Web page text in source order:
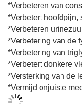
*Verbeteren van
*Verbetert hoofdpijn,
*Verbeteren
*Verbetering van de
*Verbetering van
*Verbetert donkere
*Versterking van de
*Vermijd onjuiste